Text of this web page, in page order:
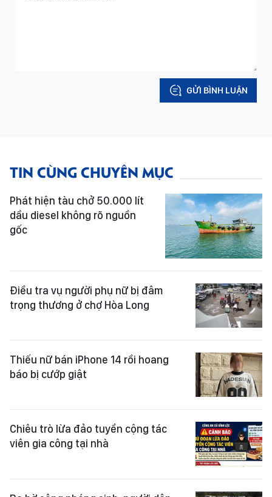
GỬI BÌNH LUẬN
TIN CÙNG CHUYÊN MỤC
Phát hiện tàu chở 50.000 lít
dầu diesel không rõ nguồn
gốc
Điều tra vụ người phụ nữ bị đâm
trọng thương ở chợ Hòa Long
Thiếu nữ bán iPhone 14 rồi hoang
báo bị cướp giật
Chiêu trò lừa đảo tuyển cộng tác
viên gia công tại nhà